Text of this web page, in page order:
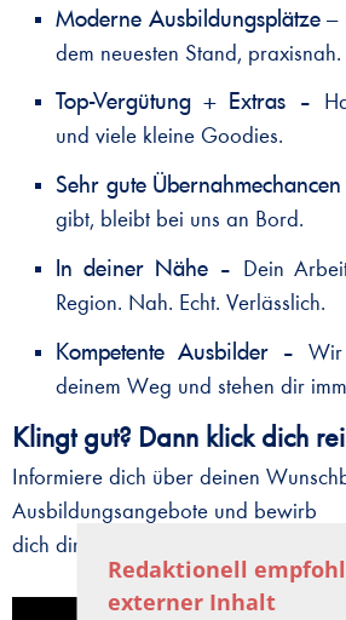
Moderne Ausbildungsplätze –
dem neuesten Stand, praxisnah.
Top-Vergütung + Extras –
und viele kleine Goodies.
Sehr gute Übernahmechancen
gibt, bleibt bei uns an Bord.
In deiner Nähe– Dein
Region. Nah. Echt. Verlässlich.
Kompetente Ausbilder
– Wir
deinem Weg und stehen dir
Klingt gut? Dann klick dich
Informiere dich über deinen
Ausbildungsangebote und bewirb
dich direkt
Redaktionell
externer Inhalt